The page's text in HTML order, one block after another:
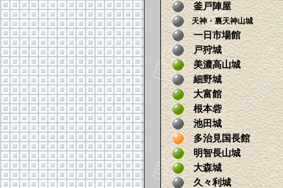
釜戸陣屋
天神・裏天神山城
一日市場館
戸狩城
美濃高山城
細野城
大富館
根本砦
池田城
多治見国長館
明智長山城
大森城
久々利城